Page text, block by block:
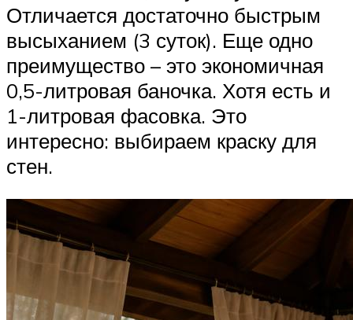
Отличается достаточно быстрым
высыханием (3 суток). Еще одно
преимущество – это экономичная
0,5-литровая баночка. Хотя есть и
1-литровая фасовка. Это
интересно: выбираем краску для
стен.